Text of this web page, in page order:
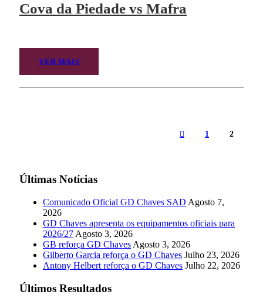
Cova da Piedade vs Mafra
VER MAIS
1 2
Últimas Notícias
Comunicado Oficial GD Chaves SAD Agosto 7,
2026
GD Chaves apresenta os equipamentos oficiais para
2026/27 Agosto 3, 2026
GB reforça GD Chaves Agosto 3, 2026
Gilberto Garcia reforça o GD Chaves Julho 23, 2026
Antony Helbert reforça o GD Chaves Julho 22, 2026
Últimos Resultados